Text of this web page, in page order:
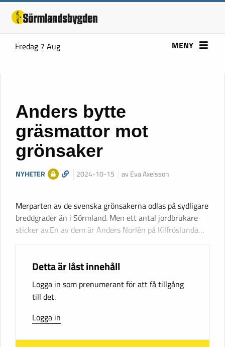
Fredag 7 Aug MENY
Anders bytte
gräsmattor mot
grönsaker
NYHETER 2024-10-15 av Eva Axelsson
Merparten av de svenska grönsakerna odlas på sydligare
breddgrader än i Sörmland. Men ett antal jordbrukare
sticker av.En av dem är Anders Norlén på Kilfröslunda…
Detta är låst innehåll
Logga in som prenumerant för att få tillgång
till det.
Logga in